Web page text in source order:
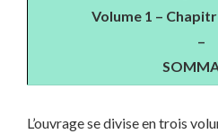
Volume 1 –
–
L’ouvrage se divise en trois